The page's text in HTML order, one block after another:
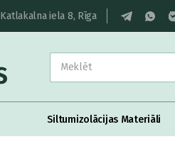
Katlakalna iela 8, Rīga
Siltumizolācijas Materiāli